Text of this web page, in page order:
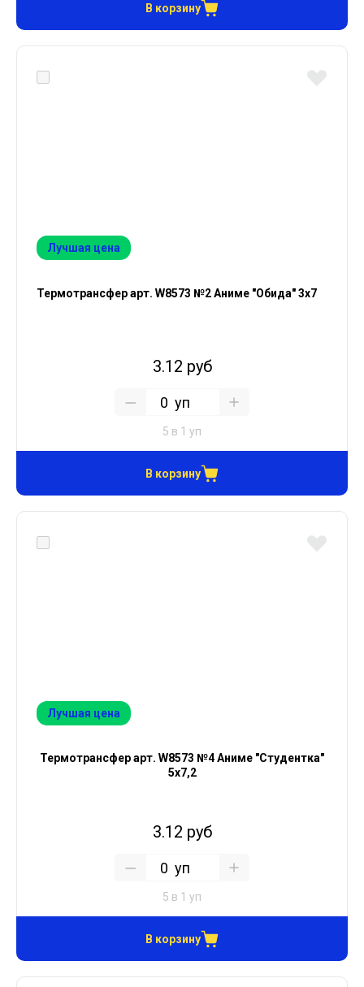
В корзину
Лучшая цена
Термотрансфер арт. W8573 №2 Аниме "Обида" 3х7
3.12 руб
уп
5 в 1 уп
В корзину
Лучшая цена
Термотрансфер арт. W8573 №4 Аниме "Студентка"
5х7,2
3.12 руб
уп
5 в 1 уп
В корзину